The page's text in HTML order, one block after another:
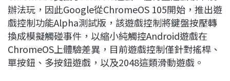
辦法玩，因此Google從ChromeOS 105開始，推出遊
戲控制功能Alpha測試版，該遊戲控制將鍵盤按壓轉
換成模擬觸碰事件，以縮小純觸控Android遊戲在
ChromeOS上體驗差異，目前遊戲控制僅針對搖桿、
單按鈕、多按鈕遊戲，以及2048這類滑動遊戲。